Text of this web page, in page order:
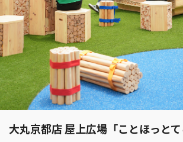
大丸京都店 屋上広場「ことほっとて